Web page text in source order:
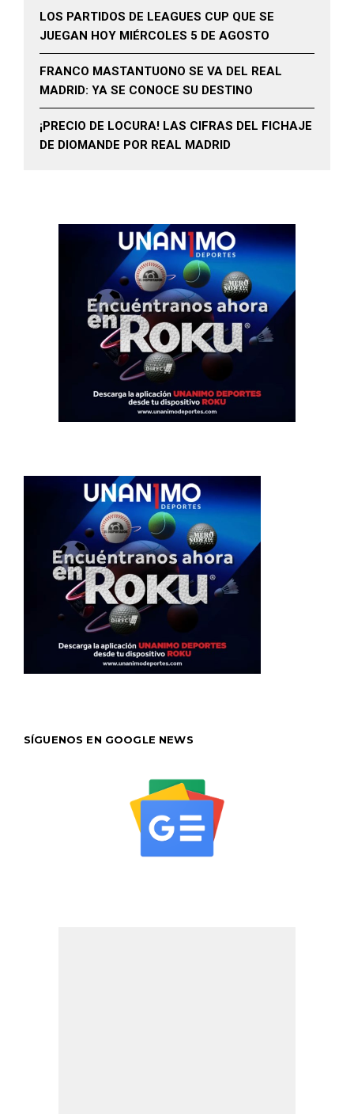
LOS PARTIDOS DE LEAGUES CUP QUE SE
JUEGAN HOY MIÉRCOLES 5 DE AGOSTO
FRANCO MASTANTUONO SE VA DEL REAL
MADRID: YA SE CONOCE SU DESTINO
¡PRECIO DE LOCURA! LAS CIFRAS DEL FICHAJE
DE DIOMANDE POR REAL MADRID
SÍGUENOS EN GOOGLE NEWS